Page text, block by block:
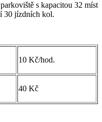
s kapacitou 32 míst
30 jízdních kol.
10 Kč/hod.
40 Kč